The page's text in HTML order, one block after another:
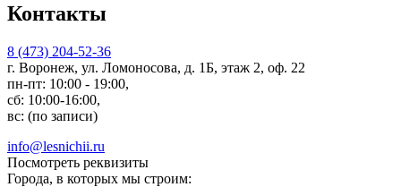
Контакты
8 (473) 204-52-36
г. Воронеж, ул. Ломоносова, д. 1Б, этаж 2, оф. 22
пн-пт: 10:00 - 19:00,
сб: 10:00-16:00,
вс: (по записи)
info@lesnichii.ru
Посмотреть реквизиты
Города, в которых мы строим: